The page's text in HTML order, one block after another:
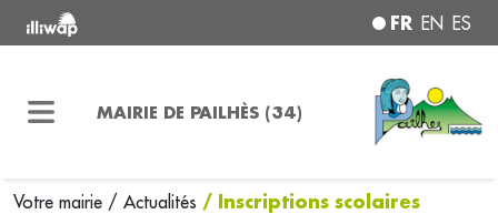
FR EN ES
MAIRIE DE PAILHÈS (34)
Votre mairie / Actualités / Inscriptions scolaires